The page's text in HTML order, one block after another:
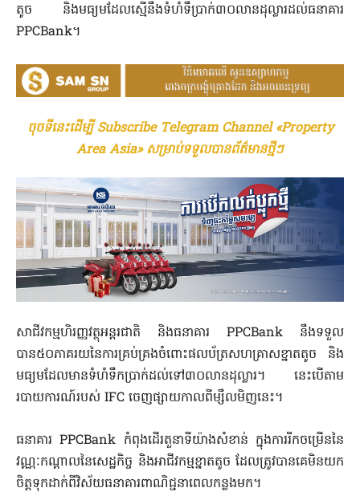
តូច​ និង​មធ្យម​ដែល​ស្មើនឹង​ទំហំ​ទឹ​ប្រាក់៣០លាន​ដុល្លារ​ដល់​ធនាគារ​
PPCBank​។
ចុចទីនេះដើម្បី Subscribe Telegram Channel «Property
Area Asia» សម្រាប់ទទួលបានព័ត៌មានថ្មីៗ
សាជីវកម្ម​ហិរញ្ញវត្ថុ​អន្ដរ​ជាតិ​ និង​ធនាគារ​ PPCBank​ នឹង​ទទួល​
បាន៥០ភាគរយ​នៃ​ការគ្រប់គ្រង​ចំពោះ​ផលប័ត្រ​សហគ្រាស​ខ្នាត​តូច​ និង​
មធ្យម​ដែល​មាន​ទំហំ​ទឹកប្រាក់​ដល់ទៅ៣០លាន​ដុល្លារ​។ នេះ​បើ​តាម​
របាយការណ៍​របស់​ IFC​ ចេញផ្សាយ​កា​លពីម្សឹ​លមិ​ញនេះ​។
ធនាគារ​ PPCBank​ កំពុង​ដើរតួ​នាទី​យ៉ាង​សំខាន់​ ក្នុង​ការ​រីកចម្រើន​នៃ​
វណ្ណៈ​កណ្តាល​នៃ​សេដ្ឋកិច្ច​ និង​អាជីវកម្ម​ខ្នាត​តូច​ ដែល​ត្រូវ​បាន​គេ​មិន​យក
ចិត្ត​ទុកដាក់​ពី​វិស័យ​ធនាគារពាណិជ្ជ​នា​ពេល​កន្លងមក​។